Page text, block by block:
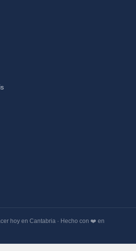
hoy en Cantabria · Hecho con ❤️ en